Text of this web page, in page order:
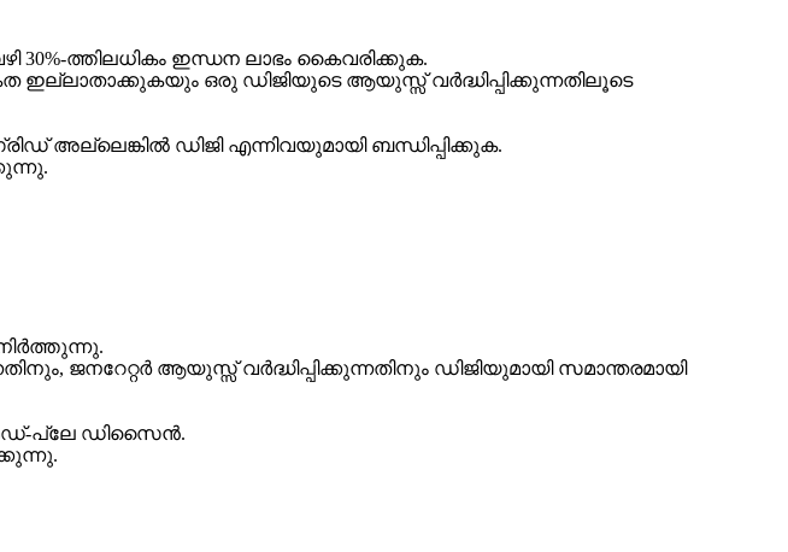
30%-ത്തിലധികം ഇന്ധന ലാഭം കൈവരിക്കുക.
ഇല്ലാതാക്കുകയും ഒരു ഡിജിയുടെ ആയുസ്സ് വർദ്ധിപ്പിക്കുന്നതിലൂടെ
അല്ലെങ്കിൽ ഡിജി എന്നിവയുമായി ബന്ധിപ്പിക്കുക.
ജനറേറ്റർ ആയുസ്സ് വർദ്ധിപ്പിക്കുന്നതിനും ഡിജിയുമായി സമാന്തരമായി
പ്ലേ ഡിസൈൻ.